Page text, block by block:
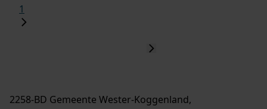
1
2258-BD Gemeente Wester-Koggenland,